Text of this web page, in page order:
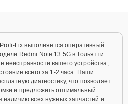
Fix выполняется оперативный
Redmi Note 13 5G в Тольятти.
вашего устройства,
всего за 1-2 часа. Наши
диагностику, что позволяет
и предложить оптимальный
наличию всех нужных запчастей и